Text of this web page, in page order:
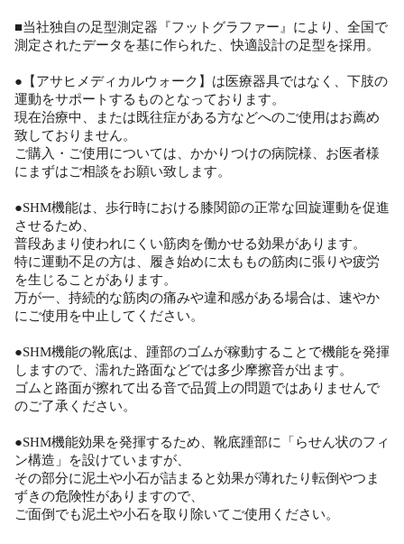
■当社独自の足型測定器『フットグラファー』により、全国で
測定されたデータを基に作られた、快適設計の足型を採用。
●【アサヒメディカルウォーク】は医療器具ではなく、下肢の
運動をサポートするものとなっております。
現在治療中、または既往症がある方などへのご使用はお薦め
致しておりません。
ご購入・ご使用については、かかりつけの病院様、お医者様
にまずはご相談をお願い致します。
●SHM機能は、歩行時における膝関節の正常な回旋運動を促進
させるため、
普段あまり使われにくい筋肉を働かせる効果があります。
特に運動不足の方は、履き始めに太ももの筋肉に張りや疲労
を生じることがあります。
万が一、持続的な筋肉の痛みや違和感がある場合は、速やか
にご使用を中止してください。
●SHM機能の靴底は、踵部のゴムが稼動することで機能を発揮
しますので、濡れた路面などでは多少摩擦音が出ます。
ゴムと路面が擦れて出る音で品質上の問題ではありませんで
のご了承ください。
●SHM機能効果を発揮するため、靴底踵部に「らせん状のフィ
ン構造」を設けていますが、
その部分に泥土や小石が詰まると効果が薄れたり転倒やつま
ずきの危険性がありますので、
ご面倒でも泥土や小石を取り除いてご使用ください。